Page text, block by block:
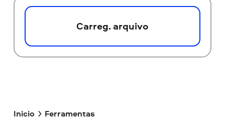
Carreg. arquivo
Inicio Ferramentas